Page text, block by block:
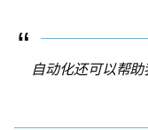
自动化还可以帮